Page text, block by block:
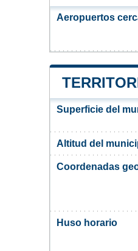
Aeropuertos
Superficie del
Altitud del
Coordenadas
Huso horario